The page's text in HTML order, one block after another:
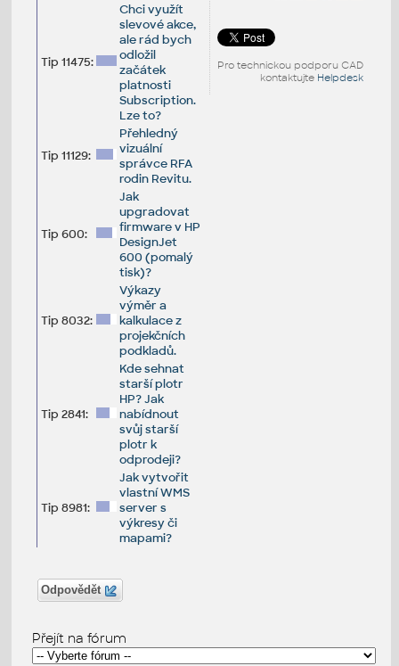
Pro technickou podporu CAD
kontaktujte Helpdesk
Tip 11475:
Chci využít
slevové akce,
ale rád bych
odložil
začátek
platnosti
Subscription.
Lze to?
Tip 11129:
Přehledný
vizuální
správce RFA
rodin Revitu.
Tip 600:
Jak
upgradovat
firmware v HP
DesignJet
600 (pomalý
tisk)?
Tip 8032:
Výkazy
výměr a
kalkulace z
projekčních
podkladů.
Tip 2841:
Kde sehnat
starší plotr
HP? Jak
nabídnout
svůj starší
plotr k
odprodeji?
Tip 8981:
Jak vytvořit
vlastní WMS
server s
výkresy či
mapami?
Odpovědět
Přejít na fórum